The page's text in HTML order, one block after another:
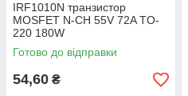
IRF1010N транзистор
MOSFET N-CH 55V 72A TO-
220 180W
Готово до відправки
54,60 ₴